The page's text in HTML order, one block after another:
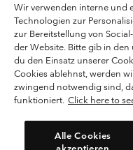
Nutzungsbedingungen
Datenschutzerklärung
Bestimmungen und
Nutzungsbedingungen Für
Cookies
Kundenservice: Mo- Fr. 9:00 -
(+)41315282015
Wir verwenden interne und
Technologien zur
zur Bereitstellung von
der Website. Bitte gib in
du den Einsatz unserer
Cookies ablehnst, werden
zwingend notwendig sind,
funktioniert. Click here to
Alle Cookies
United States
Switzerland-
Switzerland-